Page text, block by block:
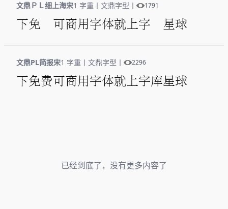
文鼎ＰＬ细上海宋1 字重 丨 文鼎字型 丨 1791
下免 可商用字体就上字 星球
文鼎PL简报宋1 字重 丨 文鼎字型 丨 2296
下免费可商用字体就上字库星球
已经到底了，没有更多内容了